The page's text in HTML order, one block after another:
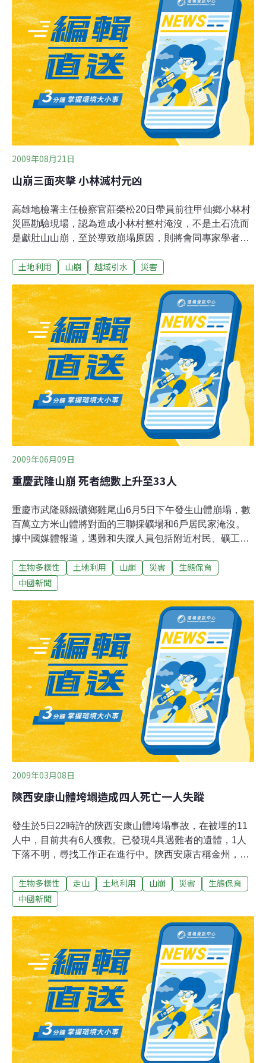
們來到歷史災區──陳有蘭溪。曾有人說，南投是土石流的
故鄉，指的就是陳有蘭溪沿線。只要一有颱風、豪雨，陳
有蘭溪沿岸的聚落，包括神木、郡坑、豐丘、新山等等，
總是飽受土石流的夾擊，這次新山村位於陳有蘭溪沿岸的
24戶住家，更是整排掉進洪流之中。雖然房屋整個被洪水
掏空，但幸運地是，新山村一百多人無人傷亡。從賀伯、
九二一、桃芝、到莫拉克，新山村的村民，已經有好幾次
半夜逃離家園的經驗。而村長的警覺與居民的互助，是讓
新山村民能夠安全撤離最重要的原因。新山村
2009年08月21日
山崩三面夾擊 小林滅村元凶
高雄地檢署主任檢察官莊榮松20日帶員前往甲仙鄉小林村
災區勘驗現場，認為造成小林村整村淹沒，不是土石流而
是獻肚山山崩，至於導致崩塌原因，則將會同專家學者共
土保持不良、濫墾濫伐、雨量太大無法負荷、曾文水庫越
道工程11公里，隧道開挖大量土方放置在該村附近，山崩
沖刷夾帶土石，是否因而導致滅村，均將一併清查。長期
觀察自然生態環境的那瑪夏鄉愛鄉協會總幹事韃虎指出，
小林村是被獻肚山山崩、堰塞湖潰堤、小林野溪堵塞「三
面夾攻」埋掉的，當時土石流出不去，在小林村形成超大
漩渦，村民想逃的機會都沒有。韃虎強調，其中前二者都
跟山崩有關係，而最大的禍首就是越域引水工程，近日將
串連推動馬政府簽署越域引水永久停工承諾書。
土地利用 山崩 越域引水 災害
2009年06月09日
重慶武隆山崩 死者總數上升至33人
重慶市武隆縣鐵礦鄉雞尾山6月5日下午發生山體崩塌，數
百萬立方米山體將對面的三聯採礦場和6戶居民家淹沒。
據中國媒體報道，遇難和失蹤人員包括附近村民、礦工以
場又發現7具遇難者屍體。目前仍有65人下落不明。根據
重慶政府公布的救援方案，救援人員一方面對堆積在出水
人，輸進氧氣和營養液﹔另一方面，救援人員從鐵礦走向
上方選擇幾個點進行垂直鑽井，從300多米可以掌握的井
道走向鑽幾個孔，打孔送氧。重慶市政府副秘書長艾楊否
認山體滑坡是由鐵礦爆破引起的說法，他表示6月5日有關
區域包括礦井都沒有從事任何的爆破或者大型施工等刺激
山體的人為活動。
生物多樣性 土地利用 山崩 災害
生態保育
中國新聞
2009年03月08日
陝西安康山體垮塌造成四人死亡一人失蹤
發生於5日22時許的陝西安康山體垮塌事故，在被埋的11
人中，目前共有6人獲救。已發現4具遇難者的遺體，1人
下落不明，尋找工作正在進行中。陝西安康古稱金州，地
域。5日晚22時許，安康市漢濱區江北關廟鎮發生山體垮
塌事故，近千立方的黃土垮塌下來，造成江北關廟鎮捍衛
兩人在醫院接受治療。已發現四具遇難者的遺體，一人失
蹤。據瞭解，被埋的三戶人家的房子均建於山坡下，四周
垃圾遍佈。有知情者透露，發生山體垮塌的原因，主要是
旁邊的建築工地開挖地基所致。事故發生後，當地有關部
門迅速調集了挖掘機以及百餘人在現場緊急施救。
生物多樣性 走山 土地利用 山崩 災害
生態保育
中國新聞